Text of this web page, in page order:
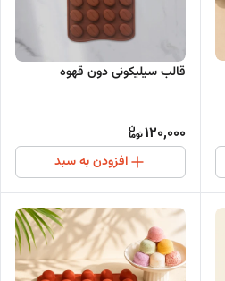
قالب سیلیکونی دون قهوه
120,000
افزودن به سبد